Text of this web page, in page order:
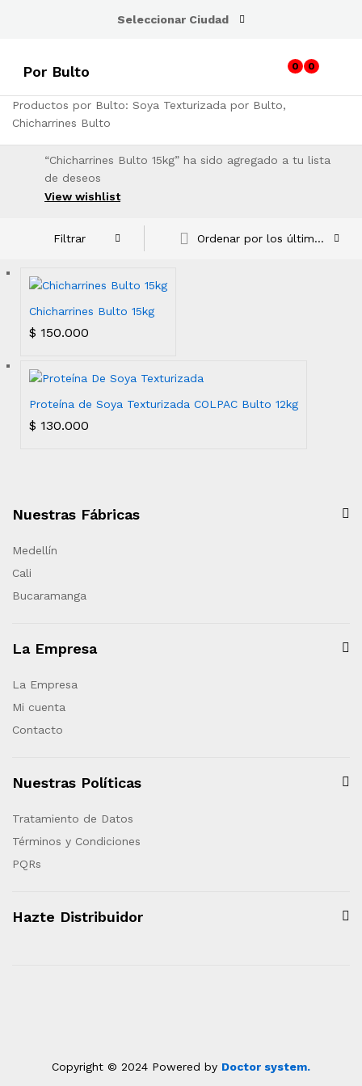
Seleccionar Ciudad
Por Bulto 0 0
Productos por Bulto: Soya Texturizada por Bulto,
Chicharrines Bulto
View wishlist
“Chicharrines Bulto 15kg” ha sido agregado a tu lista
de deseos
Filtrar Ordenar por los últimos
Chicharrines Bulto 15kg
$ 150.000
Proteína de Soya Texturizada COLPAC Bulto 12kg
$ 130.000
Nuestras Fábricas
Medellín
Cali
Bucaramanga
La Empresa
La Empresa
Mi cuenta
Contacto
Nuestras Políticas
Tratamiento de Datos
Términos y Condiciones
PQRs
Hazte Distribuidor
Copyright © 2024 Powered by Doctor system.